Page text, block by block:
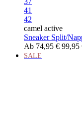
41
42
camel active
Sneaker Split/
Ab 74,95 € 99,95
SALE